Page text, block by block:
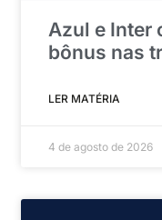
Azul e Inter
bônus nas
LER MATÉRIA
4 de agosto de 2026